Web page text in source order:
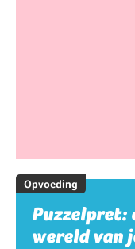
Opvoeding
Puzzelpret:
wereld van